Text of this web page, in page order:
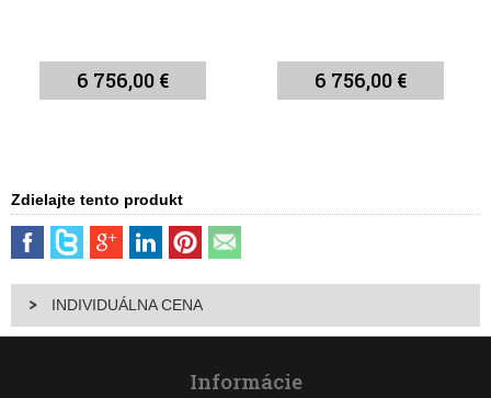
6 756,00 € 6 756,00 €
Zdielajte tento produkt
INDIVIDUÁLNA CENA
Informácie